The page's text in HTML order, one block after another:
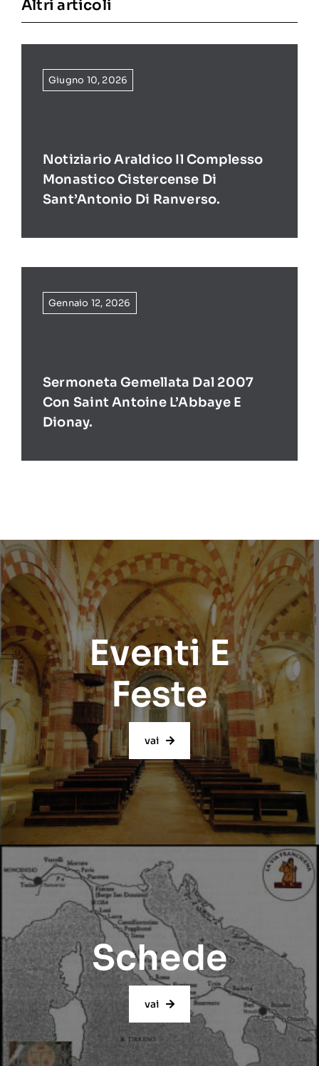
Altri articoli
Giugno 10, 2026
Notiziario Araldico Il Complesso
Monastico Cistercense Di
Sant’Antonio Di Ranverso.
Gennaio 12, 2026
Sermoneta Gemellata Dal 2007
Con Saint Antoine L’Abbaye E
Dionay.
Eventi E
Feste
vai
Schede
vai